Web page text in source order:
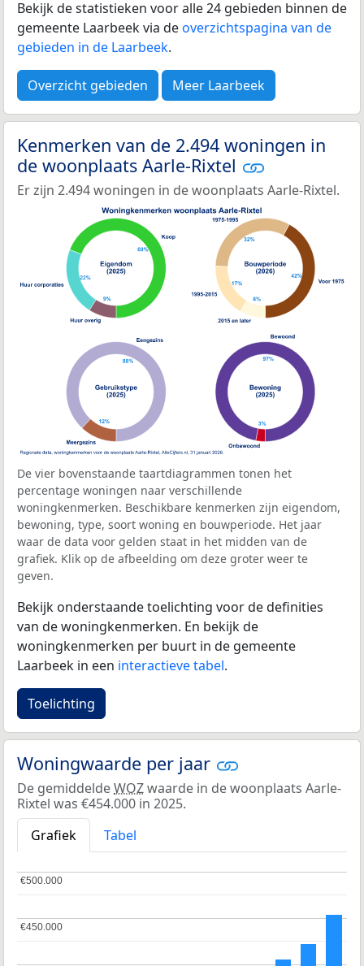
Bekijk de statistieken voor alle 24 gebieden binnen de
gemeente Laarbeek via deoverzichtspagina van de
gebieden in de Laarbeek.
Overzicht gebieden Meer Laarbeek
Kenmerken van de 2.494 woningen in
de woonplaats Aarle-Rixtel
Er zijn 2.494 woningen in de woonplaats Aarle-Rixtel.
De vier bovenstaande taartdiagrammen tonen het
percentage woningen naar verschillende
woningkenmerken. Beschikbare kenmerken zijn eigendom,
bewoning, type, soort woning en bouwperiode. Het jaar
waar de data voor gelden staat in het midden van de
grafiek. Klik op de afbeelding om deze groter weer te
geven.
Bekijk onderstaande toelichting voor de definities
van de woningkenmerken. En bekijk de
woningkenmerken per buurt in de gemeente
Laarbeek in een interactieve tabel.
Toelichting
Woningwaarde per jaar
De gemiddeldeWOZwaarde in de woonplaats Aarle-
Rixtel was €454.000 in 2025.
Grafiek
Tabel
€450.000
€450.000
€500.000
€500.000